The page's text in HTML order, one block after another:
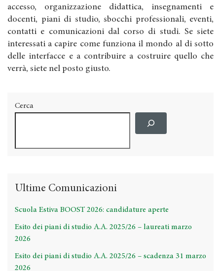
accesso, organizzazione didattica, insegnamenti e
docenti, piani di studio, sbocchi professionali, eventi,
contatti e comunicazioni dal corso di studi. Se siete
interessati a capire come funziona il mondo al di sotto
delle interfacce e a contribuire a costruire quello che
verrà, siete nel posto giusto.
Cerca
Ultime Comunicazioni
Scuola Estiva BOOST 2026: candidature aperte
Esito dei piani di studio A.A. 2025/26 – laureati marzo
2026
Esito dei piani di studio A.A. 2025/26 – scadenza 31 marzo
2026